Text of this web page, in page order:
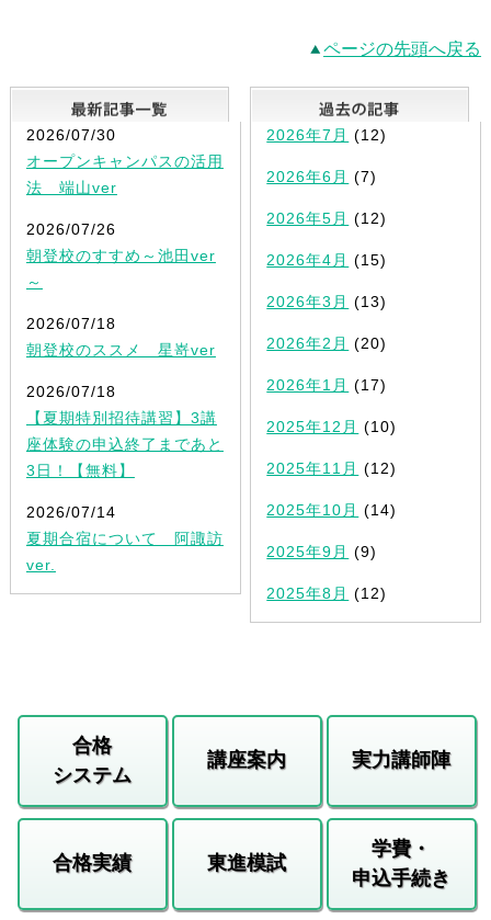
ページの先頭へ戻る
最新記事一覧
2026/07/30
オープンキャンパスの活用
法 端山ver
2026/07/26
朝登校のすすめ～池田ver
～
2026/07/18
朝登校のススメ 星嵜ver
2026/07/18
【夏期特別招待講習】3講
座体験の申込終了まであと
3日！【無料】
2026/07/14
夏期合宿について 阿諏訪
ver.
2026年7月 (12)
2026年6月 (7)
2026年5月 (12)
2026年4月 (15)
2026年3月 (13)
2026年2月 (20)
2026年1月 (17)
2025年12月 (10)
2025年11月 (12)
2025年10月 (14)
2025年9月 (9)
2025年8月 (12)
合格
システム
講座案内 実力講師陣
合格実績 東進模試
学費・
申込手続き